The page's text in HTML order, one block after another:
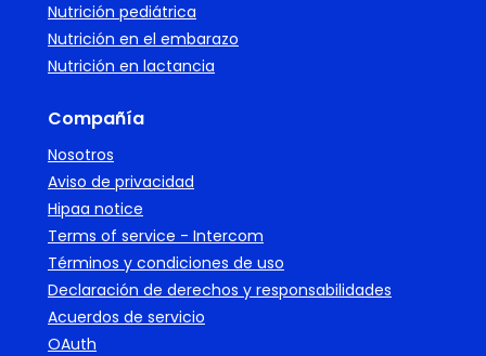
Nutrición pediátrica
Nutrición en el embarazo
Nutrición en lactancia
Compañía
Nosotros
Aviso de privacidad
Hipaa notice
Terms of service - Intercom
Términos y condiciones de uso
Declaración de derechos y responsabilidades
Acuerdos de servicio
OAuth